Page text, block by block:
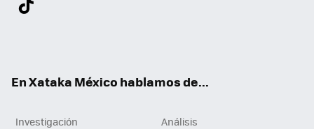
En Xataka México hablamos de...
Investigación
Análisis